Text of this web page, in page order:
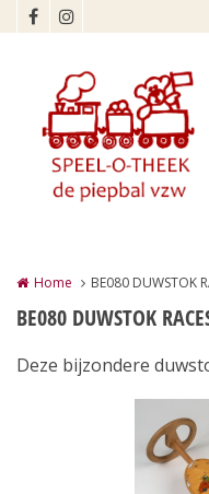
Overslaan en naar de inhoud
Home BE080 DUWSTOK
BE080 DUWSTOK
Deze bijzondere